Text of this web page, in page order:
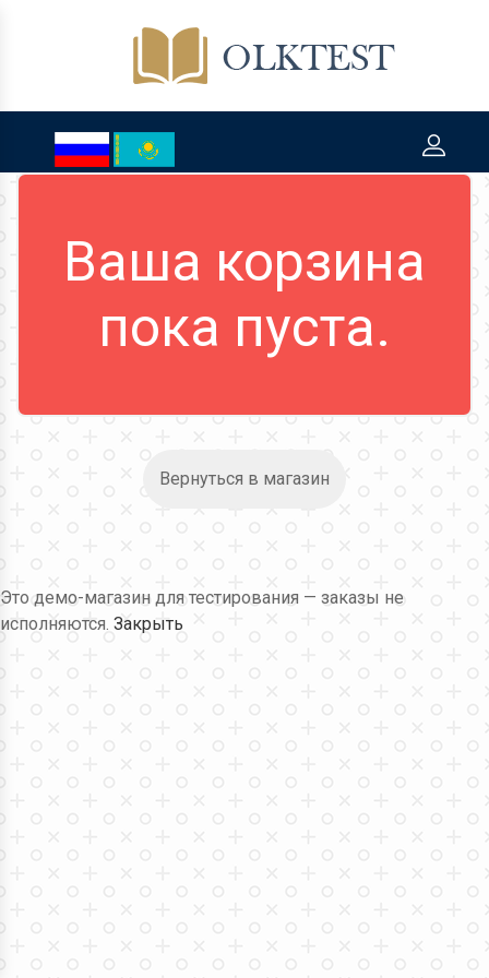
Ваша корзина
пока пуста.
Вернуться в магазин
Это демо-магазин для тестирования — заказы не
исполняются. Закрыть